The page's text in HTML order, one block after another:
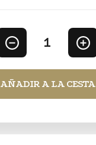
1
AÑADIR A LA CESTA